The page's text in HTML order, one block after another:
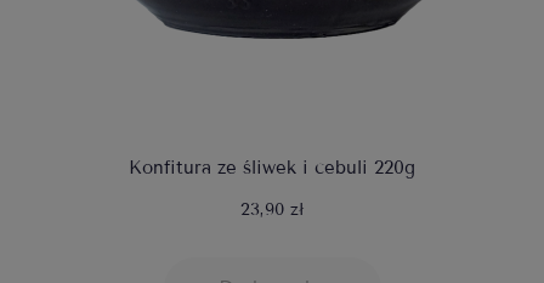
Konfitura ze śliwek i cebuli 220g
23,90 zł